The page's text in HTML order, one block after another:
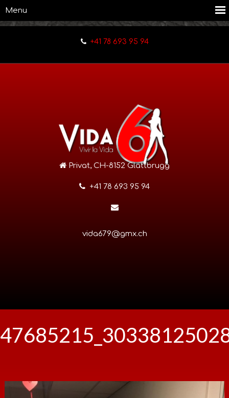
+41 78 693 95 94
Privat, CH-8152 Glattbrugg
+41 78 693 95 94
vida679@gmx.ch